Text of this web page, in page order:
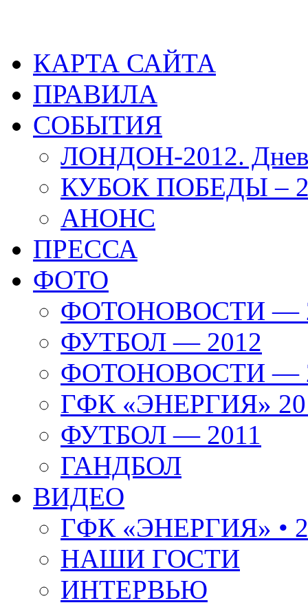
КАРТА САЙТА
ПРАВИЛА
СОБЫТИЯ
ЛОНДОН-2012.
КУБОК ПОБЕДЫ –
АНОНС
ПРЕССА
ФОТО
ФОТОНОВОСТИ —
ФУТБОЛ — 2012
ФОТОНОВОСТИ —
ГФК «ЭНЕРГИЯ»
ФУТБОЛ — 2011
ГАНДБОЛ
ВИДЕО
ГФК «ЭНЕРГИЯ» •
НАШИ ГОСТИ
ИНТЕРВЬЮ